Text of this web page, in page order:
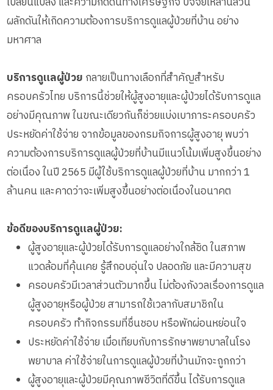
ผลักดันให้เกิดความต้องการบริการดูแลผู้ป่วยที่บ้าน อย่าง
มหาศาล
บริการดูแลผู้ป่วย กลายเป็นทางเลือกที่สำคัญสำหรับ
ครอบครัวไทย บริการนี้ช่วยให้ผู้สูงอายุและผู้ป่วยได้รับการดูแล
อย่างมีคุณภาพ ในขณะเดียวกันก็ช่วยแบ่งเบาภาระครอบครัว
ประหยัดค่าใช้จ่าย จากข้อมูลของกรมกิจการผู้สูงอายุ พบว่า
ความต้องการบริการดูแลผู้ป่วยที่บ้านมีแนวโน้มเพิ่มสูงขึ้นอย่าง
ต่อเนื่อง ในปี 2565 มีผู้ใช้บริการดูแลผู้ป่วยที่บ้าน มากกว่า 1
ล้านคน และคาดว่าจะเพิ่มสูงขึ้นอย่างต่อเนื่องในอนาคต
ข้อดีของบริการดูแลผู้ป่วย:
ผู้สูงอายุและผู้ป่วยได้รับการดูแลอย่างใกล้ชิด ในสภาพ
แวดล้อมที่คุ้นเคย รู้สึกอบอุ่นใจ ปลอดภัย และมีความสุข
ครอบครัวมีเวลาส่วนตัวมากขึ้น ไม่ต้องกังวลเรื่องการดูแล
ผู้สูงอายุหรือผู้ป่วย สามารถใช้เวลากับสมาชิกใน
ครอบครัว ทำกิจกรรมที่ชื่นชอบ หรือพักผ่อนหย่อนใจ
ประหยัดค่าใช้จ่าย เมื่อเทียบกับการรักษาพยาบาลในโรง
พยาบาล ค่าใช้จ่ายในการดูแลผู้ป่วยที่บ้านมักจะถูกกว่า
ผู้สูงอายุและผู้ป่วยมีคุณภาพชีวิตที่ดีขึ้น ได้รับการดูแล